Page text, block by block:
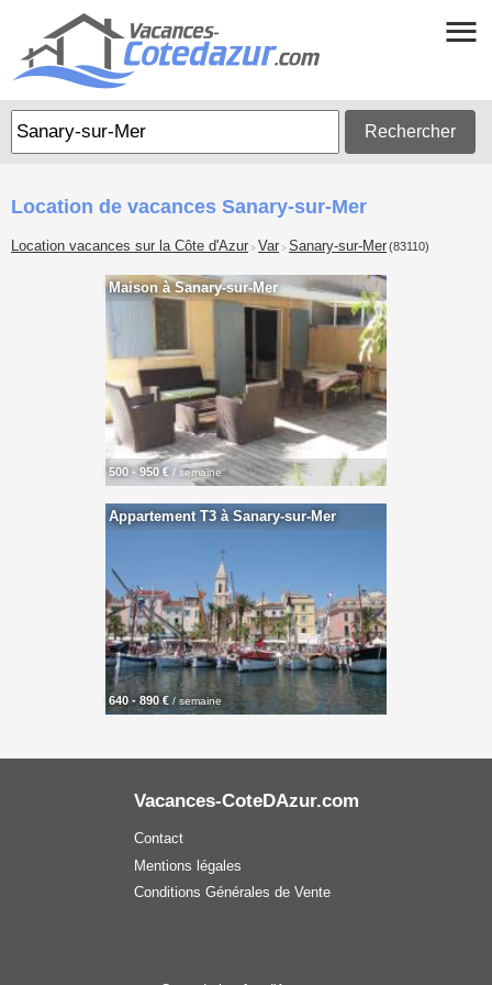
Rechercher
Location de vacances Sanary-sur-Mer
Location vacances sur la Côte d'Azur > Var > Sanary-sur-Mer(83110)
Maison à Sanary-sur-Mer
500 - 950 € / semaine
Appartement T3 à Sanary-sur-Mer
640 - 890 € / semaine
Vacances-CoteDAzur.com
Contact
Mentions légales
Conditions Générales de Vente